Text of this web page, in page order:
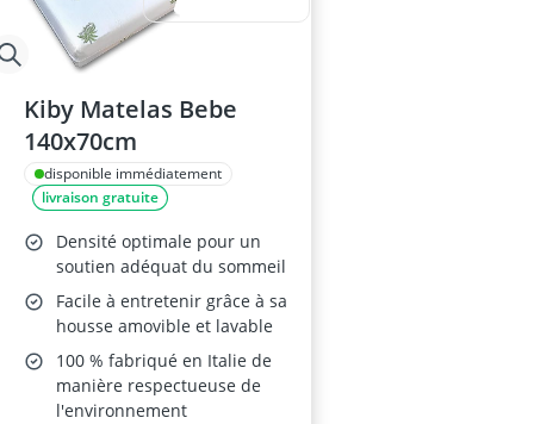
Kiby Matelas Bebe
140x70cm
disponible immédiatement
livraison gratuite
Densité optimale pour un
soutien adéquat du sommeil
Facile à entretenir grâce à sa
housse amovible et lavable
100 % fabriqué en Italie de
manière respectueuse de
l'environnement